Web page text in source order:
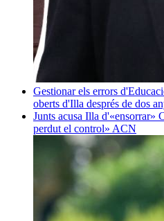
Gestionar els errors
oberts d'Illa després de dos
Junts acusa Illa d'«ensorrar»
perdut el control» ACN